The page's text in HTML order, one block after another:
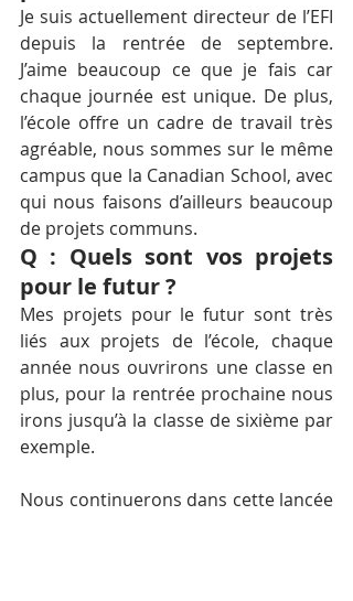
Je suis actuellement directeur de l’EFI
depuis la rentrée de septembre.
J’aime beaucoup ce que je fais car
chaque journée est unique. De plus,
l’école offre un cadre de travail très
agréable, nous sommes sur le même
campus que la Canadian School, avec
qui nous faisons d’ailleurs beaucoup
de projets communs.
Q : Quels sont vos projets
pour le futur ?
Mes projets pour le futur sont très
liés aux projets de l’école, chaque
année nous ouvrirons une classe en
plus, pour la rentrée prochaine nous
irons jusqu’à la classe de sixième par
exemple.
Nous continuerons dans cette lancée